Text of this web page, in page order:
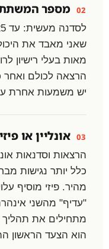
02 מספר
שאני מאבד את
מאות בעלי רישיון
הרצאה לכולם ואחר
יש משמעות אחרת
03 אונליין או פיזי
כלל יותר נגישות
מהיר. פיזי מוסיף
"עדיף" מהשני
מתחילים את תהליך
הוא הצעד הראשון